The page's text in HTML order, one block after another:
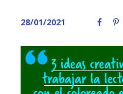
28/01/2021